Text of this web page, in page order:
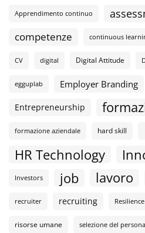
Apprendimento continuo
competenze continuous
CV digital Digital Attitude
egguplab Employer Branding
Entrepreneurship
formazione aziendale hard skill
HR Technology
Investors job lavoro
recruiter recruiting Resilience
risorse umane selezione del